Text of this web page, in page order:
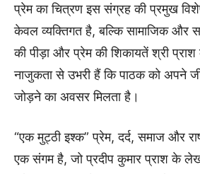
प्रेम का चित्रण इस संग्रह की प्रमुख
केवल व्यक्तिगत है, बल्कि सामाजिक और
की पीड़ा और प्रेम की शिकायतें श्री प्राश
नाजुकता से उभरी हैं कि पाठक को अपने
जोड़ने का अवसर मिलता है।
“एक मुट्ठी इश्क” प्रेम, दर्द, समाज और
एक संगम है, जो प्रदीप कुमार प्राश के